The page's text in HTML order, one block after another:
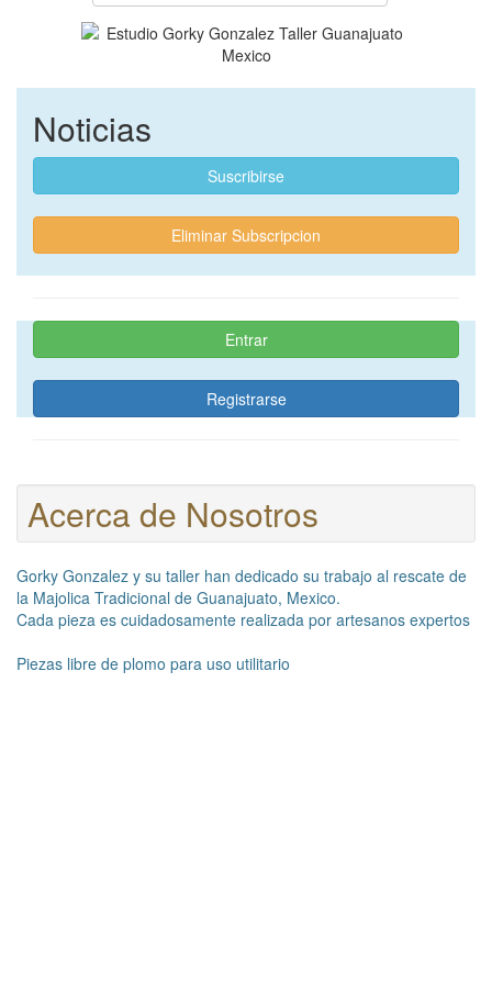
Noticias
Suscribirse
Eliminar Subscripcion
Entrar
Registrarse
Acerca de Nosotros
Gorky Gonzalez y su taller han dedicado su trabajo al rescate de
la Majolica Tradicional de Guanajuato, Mexico.
Cada pieza es cuidadosamente realizada por artesanos expertos
Piezas libre de plomo para uso utilitario